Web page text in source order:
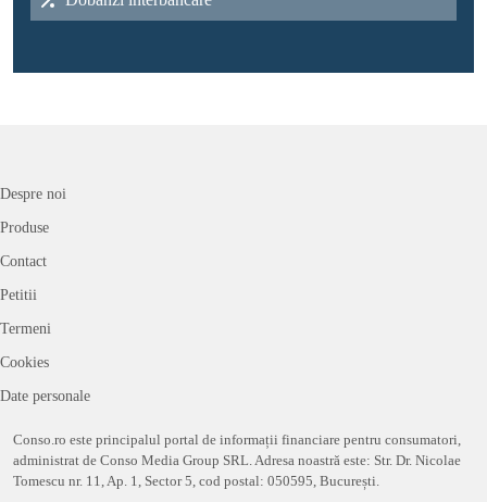
Despre noi
Produse
Contact
Petitii
Termeni
Cookies
Date personale
Conso.ro este principalul portal de informații financiare pentru consumatori,
administrat de Conso Media Group SRL. Adresa noastră este: Str. Dr. Nicolae
Tomescu nr. 11, Ap. 1, Sector 5, cod postal: 050595, București.